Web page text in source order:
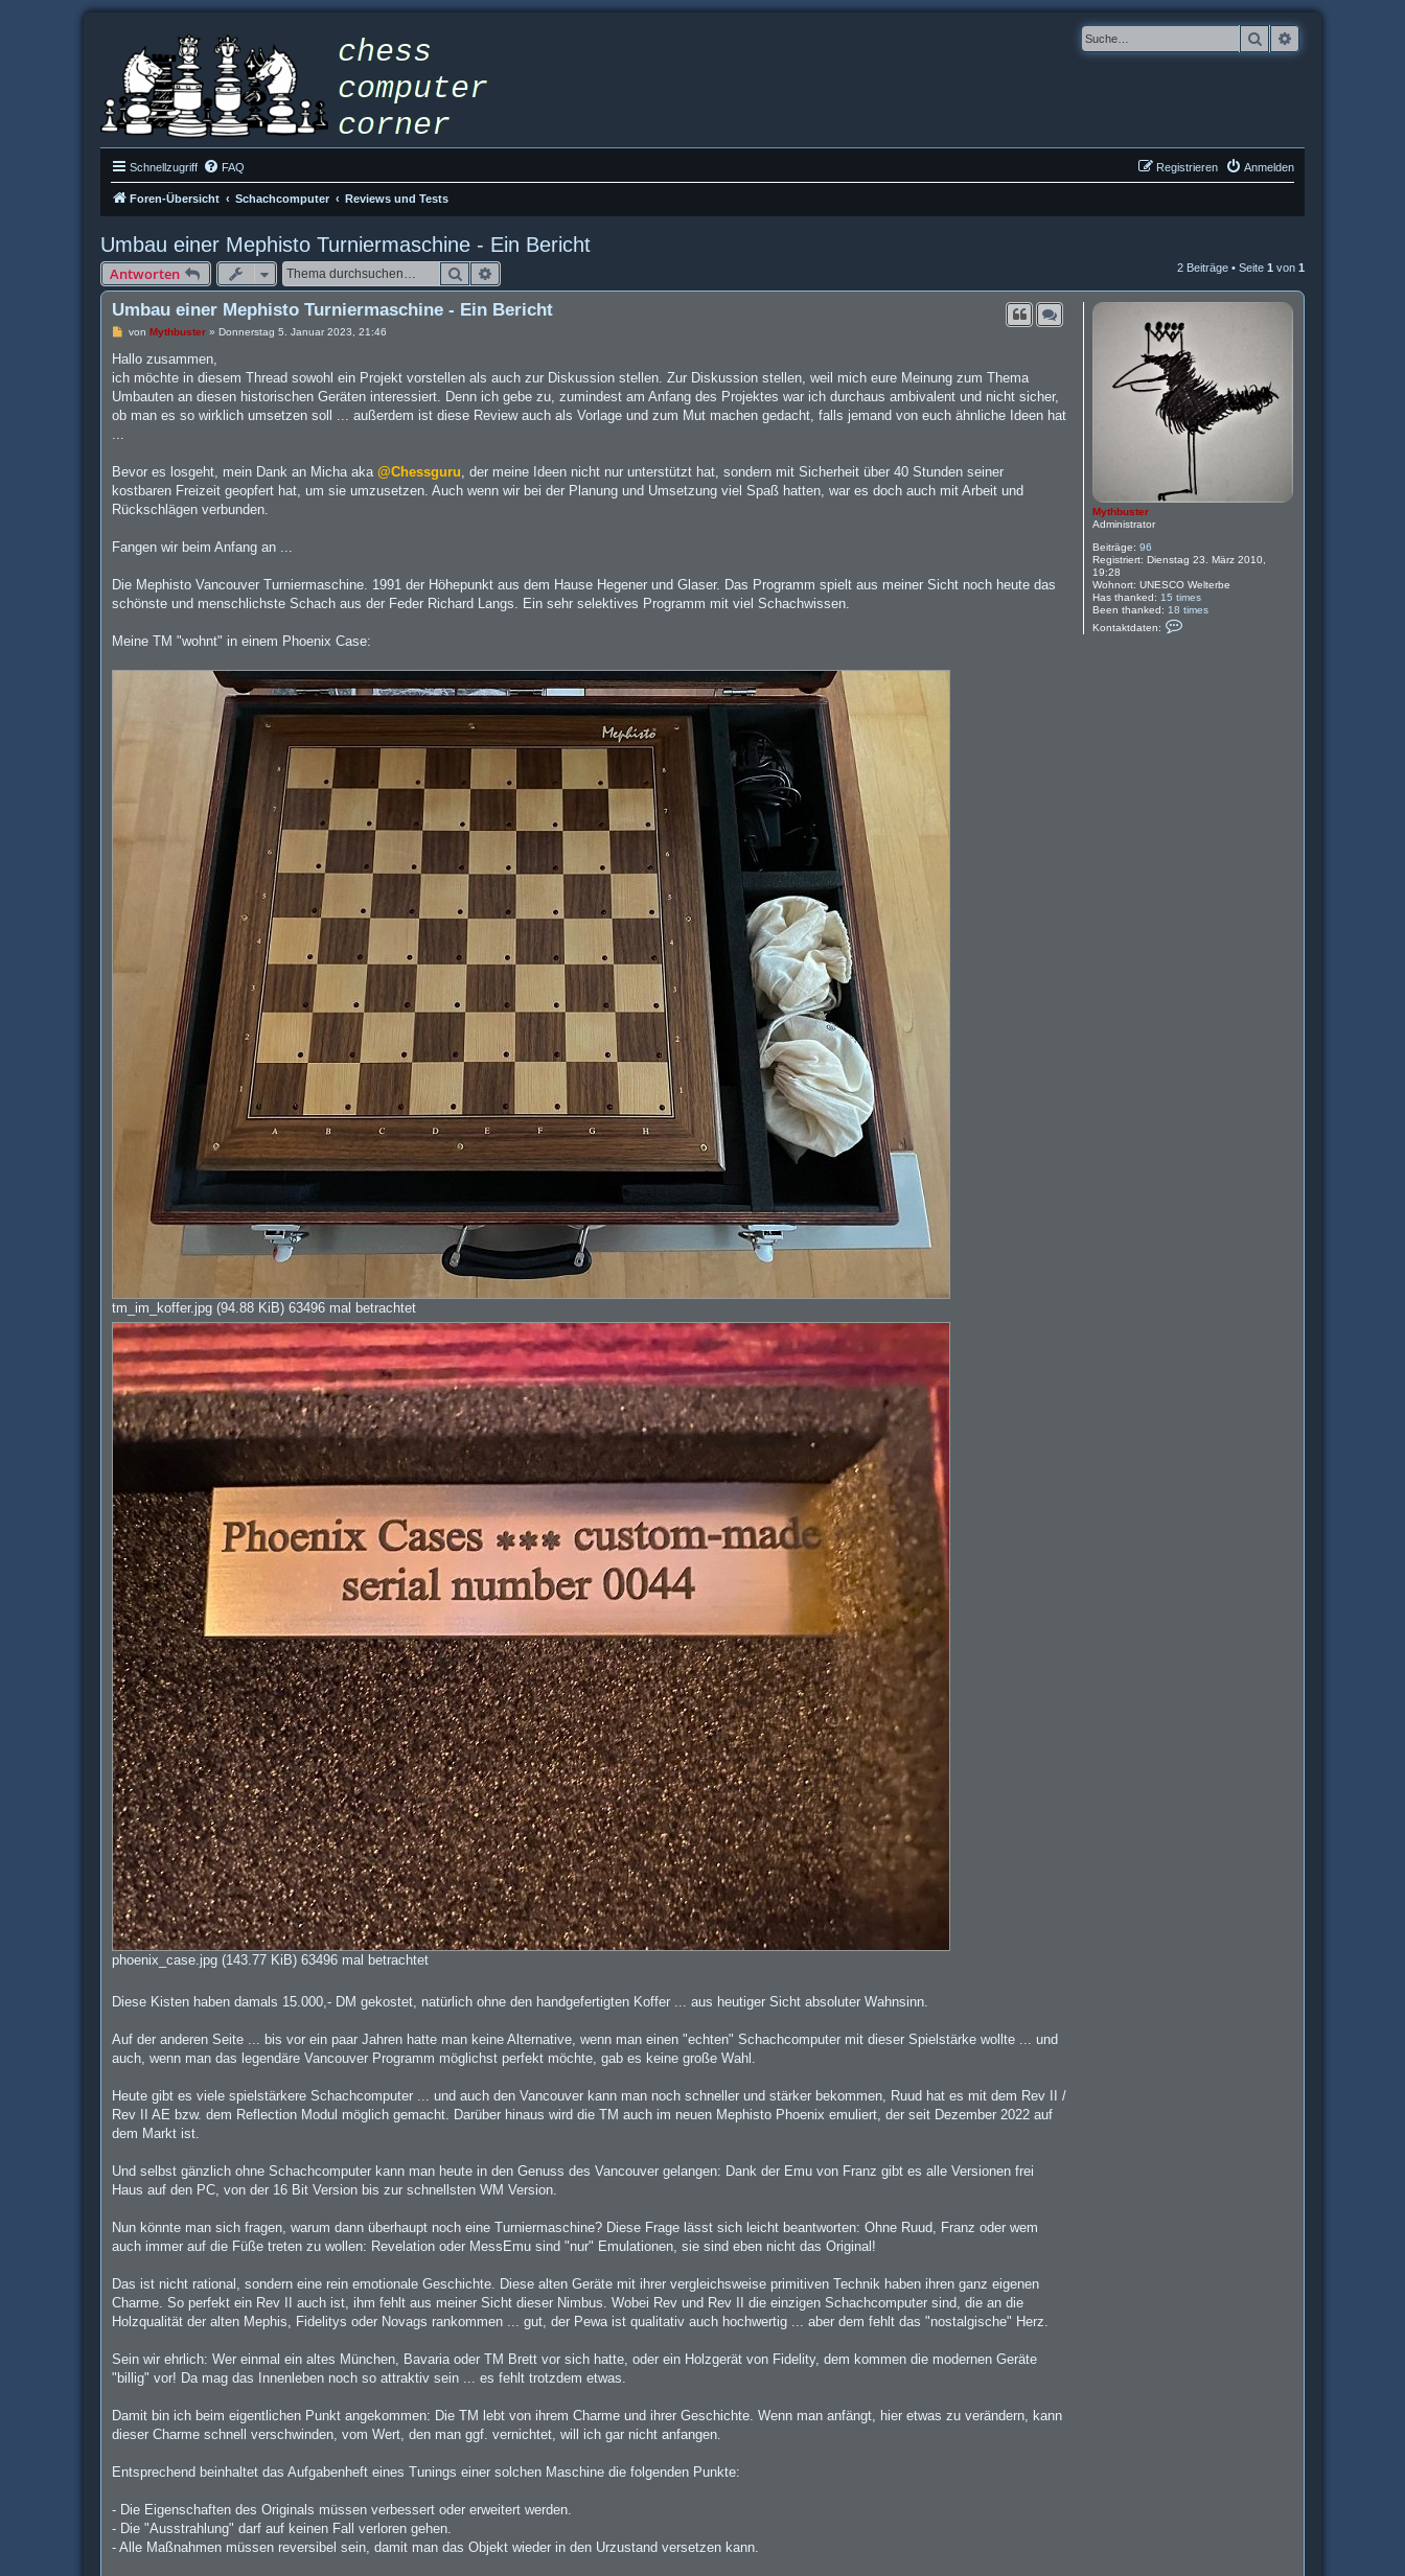
Suche
Schnellzugriff FAQ Anmelden
Registrieren
Foren-Übersicht Schachcomputer Reviews und Tests
Umbau einer Mephisto Turniermaschine - Ein Bericht
Antworten Suche 2 Beiträge • Seite 1 von 1
Mythbuster
Administrator
Beiträge: 96
Registriert: Dienstag 23. März 2010,
19:28
Wohnort: UNESCO Welterbe
Has thanked: 15 times
Been thanked: 18 times
Kontaktdaten:
Umbau einer Mephisto Turniermaschine - Ein Bericht
B
i
r
a
von Mythbuster» Donnerstag 5. Januar 2023, 21:46
Hallo zusammen,
ich möchte in diesem Thread sowohl ein Projekt vorstellen als auch zur Diskussion stellen. Zur Diskussion stellen, weil mich eure Meinung zum Thema
Umbauten an diesen historischen Geräten interessiert. Denn ich gebe zu, zumindest am Anfang des Projektes war ich durchaus ambivalent und nicht sicher,
ob man es so wirklich umsetzen soll ... außerdem ist diese Review auch als Vorlage und zum Mut machen gedacht, falls jemand von euch ähnliche Ideen hat
...
Bevor es losgeht, mein Dank an Micha aka @Chessguru, der meine Ideen nicht nur unterstützt hat, sondern mit Sicherheit über 40 Stunden seiner
kostbaren Freizeit geopfert hat, um sie umzusetzen. Auch wenn wir bei der Planung und Umsetzung viel Spaß hatten, war es doch auch mit Arbeit und
Rückschlägen verbunden.
Fangen wir beim Anfang an ...
Die Mephisto Vancouver Turniermaschine. 1991 der Höhepunkt aus dem Hause Hegener und Glaser. Das Programm spielt aus meiner Sicht noch heute das
schönste und menschlichste Schach aus der Feder Richard Langs. Ein sehr selektives Programm mit viel Schachwissen.
Meine TM "wohnt" in einem Phoenix Case:
tm_im_koffer.jpg (94.88 KiB) 63496 mal betrachtet
phoenix_case.jpg (143.77 KiB) 63496 mal betrachtet
Diese Kisten haben damals 15.000,- DM gekostet, natürlich ohne den handgefertigten Koffer ... aus heutiger Sicht absoluter Wahnsinn.
Auf der anderen Seite ... bis vor ein paar Jahren hatte man keine Alternative, wenn man einen "echten" Schachcomputer mit dieser Spielstärke wollte ... und
auch, wenn man das legendäre Vancouver Programm möglichst perfekt möchte, gab es keine große Wahl.
Heute gibt es viele spielstärkere Schachcomputer ... und auch den Vancouver kann man noch schneller und stärker bekommen, Ruud hat es mit dem Rev II /
Rev II AE bzw. dem Reflection Modul möglich gemacht. Darüber hinaus wird die TM auch im neuen Mephisto Phoenix emuliert, der seit Dezember 2022 auf
dem Markt ist.
Und selbst gänzlich ohne Schachcomputer kann man heute in den Genuss des Vancouver gelangen: Dank der Emu von Franz gibt es alle Versionen frei
Haus auf den PC, von der 16 Bit Version bis zur schnellsten WM Version.
Nun könnte man sich fragen, warum dann überhaupt noch eine Turniermaschine? Diese Frage lässt sich leicht beantworten: Ohne Ruud, Franz oder wem
auch immer auf die Füße treten zu wollen: Revelation oder MessEmu sind "nur" Emulationen, sie sind eben nicht das Original!
Das ist nicht rational, sondern eine rein emotionale Geschichte. Diese alten Geräte mit ihrer vergleichsweise primitiven Technik haben ihren ganz eigenen
Charme. So perfekt ein Rev II auch ist, ihm fehlt aus meiner Sicht dieser Nimbus. Wobei Rev und Rev II die einzigen Schachcomputer sind, die an die
Holzqualität der alten Mephis, Fidelitys oder Novags rankommen ... gut, der Pewa ist qualitativ auch hochwertig ... aber dem fehlt das "nostalgische" Herz.
Sein wir ehrlich: Wer einmal ein altes München, Bavaria oder TM Brett vor sich hatte, oder ein Holzgerät von Fidelity, dem kommen die modernen Geräte
"billig" vor! Da mag das Innenleben noch so attraktiv sein ... es fehlt trotzdem etwas.
Damit bin ich beim eigentlichen Punkt angekommen: Die TM lebt von ihrem Charme und ihrer Geschichte. Wenn man anfängt, hier etwas zu verändern, kann
dieser Charme schnell verschwinden, vom Wert, den man ggf. vernichtet, will ich gar nicht anfangen.
Entsprechend beinhaltet das Aufgabenheft eines Tunings einer solchen Maschine die folgenden Punkte:
- Die Eigenschaften des Originals müssen verbessert oder erweitert werden.
- Die "Ausstrahlung" darf auf keinen Fall verloren gehen.
- Alle Maßnahmen müssen reversibel sein, damit man das Objekt wieder in den Urzustand versetzen kann.